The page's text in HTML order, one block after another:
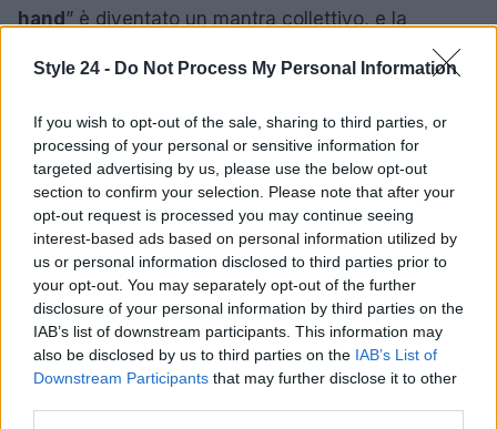
Style 24 - Do Not Process My Personal Information
If you wish to opt-out of the sale, sharing to third parties, or
processing of your personal or sensitive information for
targeted advertising by us, please use the below opt-out
section to confirm your selection. Please note that after your
opt-out request is processed you may continue seeing
interest-based ads based on personal information utilized by
us or personal information disclosed to third parties prior to
your opt-out. You may separately opt-out of the further
disclosure of your personal information by third parties on the
IAB’s list of downstream participants. This information may
also be disclosed by us to third parties on the IAB’s List of
Downstream Participants that may further disclose it to other
hand” è diventato un mantra collettivo, e la
Nothing beats a Jet2 Holiday!” Questo dimostra
come i trend virali non influenzino solo la musica,
ma plasmino anche la cultura popolare. Siamo tutti
parte di questo gioco, e chissà quali altre sorprese
ci riserverà il futuro. Non crederai mai a cosa
potrebbe succedere alla prossima hit riscoperta!
AUTORE
Staff